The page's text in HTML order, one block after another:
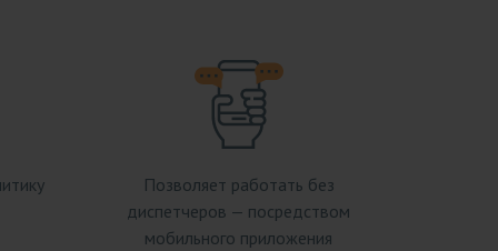
Позволяет работать без
диспетчеров — посредством
мобильного приложения